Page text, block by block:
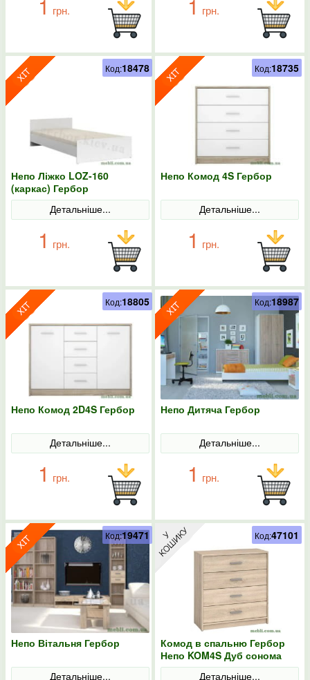
грн. грн.
Непо Ліжко LOZ-160
(каркас) Гербор
Детальніше...
1 грн.
Код:18478
Непо Комод 4S Гербор
Детальніше...
1 грн.
Код:18735
Непо Комод 2D4S Гербор
Детальніше...
1 грн.
Код:18805
Непо Дитяча Гербор
Детальніше...
1 грн.
Код:18987
Непо Вітальня Гербор
Детальніше...
Код:19471
Комод в спальню Гербор
Непо KOM4S Дуб сонома
Детальніше...
Код:47101